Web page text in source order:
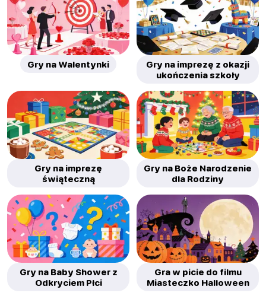
Gry na Walentynki
Gry na imprezę z okazji
ukończenia szkoły
Gry na imprezę
świąteczną
Gry na Boże Narodzenie
dla Rodziny
Gry na Baby Shower z
Odkryciem Płci
Gra w picie do filmu
Miasteczko Halloween